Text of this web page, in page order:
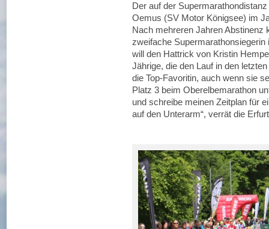
Der auf der
Oemus (SV Motor Königsee) im
Nach mehreren Jahren Abstinenz
zweifache
will den Hattrick von Kristin
Jährige, die den Lauf in den
die Top-Favoritin, auch wenn sie
Platz 3 beim Oberelbemarathon
und schreibe meinen Zeitplan für
auf den Unterarm“, verrät die